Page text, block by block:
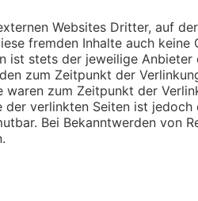
Websites Dritter, auf
fremden Inhalte auch keine
ist stets der jeweilige
zum Zeitpunkt der
zum Zeitpunkt der
der verlinkten Seiten ist
Bei Bekanntwerden von